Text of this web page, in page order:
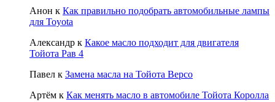
Анон к Как правильно подобрать автомобильные лампы
для Toyota
Александр к Какое масло подходит для двигателя
Тойота Рав 4
Павел к Замена масла на Тойота Версо
Артём к Как менять масло в автомобиле Тойота Королла